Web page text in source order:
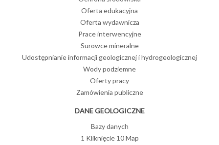
Oferta edukacyjna
Oferta wydawnicza
Prace interwencyjne
Surowce mineralne
Udostępnianie informacji geologicznej i hydrogeologicznej
Wody podziemne
Oferty pracy
Zamówienia publiczne
DANE GEOLOGICZNE
Bazy danych
1 Kliknięcie 10 Map